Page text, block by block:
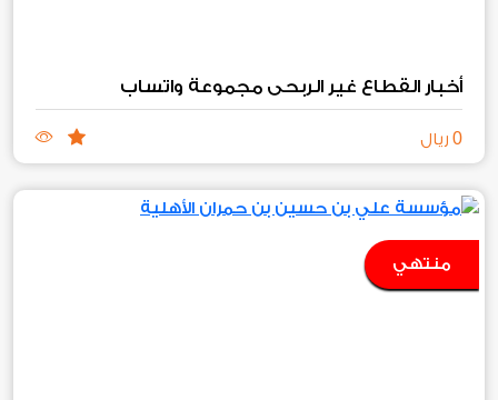
أخبار القطاع غير الربحي مجموعة واتساب
0 ريال
منتهي